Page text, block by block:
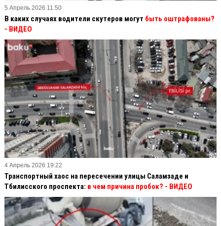
5 Апрель 2026 11:50
В каких случаях водители скутеров могут быть оштрафованы?
- ВИДЕО
4 Апрель 2026 19:22
Транспортный хаос на пересечении улицы Саламзаде и
Тбилисского проспекта: в чем причина пробок? - ВИДЕО